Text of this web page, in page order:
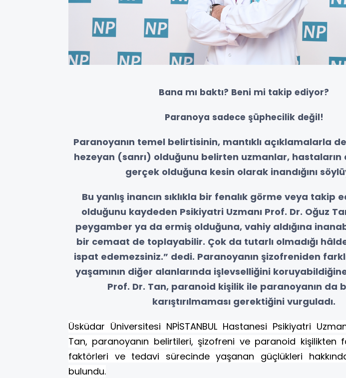
Bana mı baktı? Beni mi takip ediyor?
Paranoya sadece şüphecilik değil!
Paranoyanın temel belirtisinin, mantıklı açıklamalarla
hezeyan (sanrı) olduğunu belirten uzmanlar, hastaların
gerçek olduğuna kesin olarak inandığını
Bu yanlış inancın sıklıkla bir fenalık görme veya takip
olduğunu kaydeden Psikiyatri Uzmanı Prof. Dr. Oğuz
peygamber ya da ermiş olduğuna, vahiy aldığına
bir cemaat de toplayabilir. Çok da tutarlı olmadığı
ispat edemezsiniz.” dedi. Paranoyanın şizofreniden
yaşamının diğer alanlarında işlevselliğini
Prof. Dr. Tan, paranoid kişilik ile paranoyanın da
karıştırılmaması gerektiğini vurguladı.
Üsküdar Üniversitesi NPİSTANBUL Hastanesi Psikiyatri
Tan, paranoyanın belirtileri, şizofreni ve paranoid kişilikten
faktörleri ve tedavi sürecinde yaşanan güçlükleri
bulundu.